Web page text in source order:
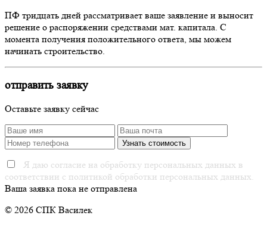
ПФ тридцать дней рассматривает ваше заявление и выносит
решение о распоряжении средствами мат. капитала. С
момента получения положительного ответа, мы можем
начинать строительство.
отправить заявку
Оставьте заявку сейчас
Я даю согласие на обработку персональных данных в
соответствии с политикой обработки персональных данных.
Ваша заявка пока не отправлена
© 2026 СПК Василек